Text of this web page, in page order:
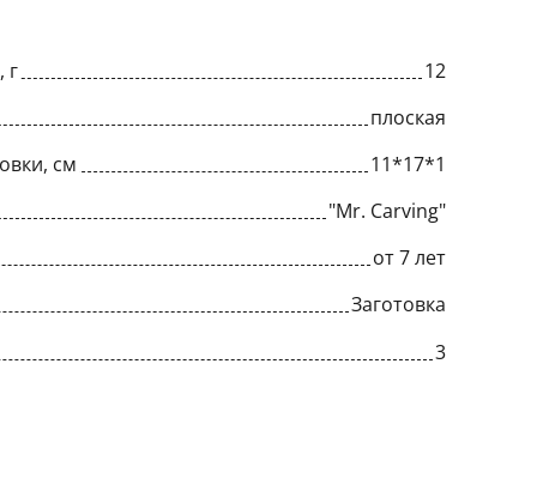
г
12
плоская
см
11*17*1
"Mr. Carving"
от 7 лет
Заготовка
3